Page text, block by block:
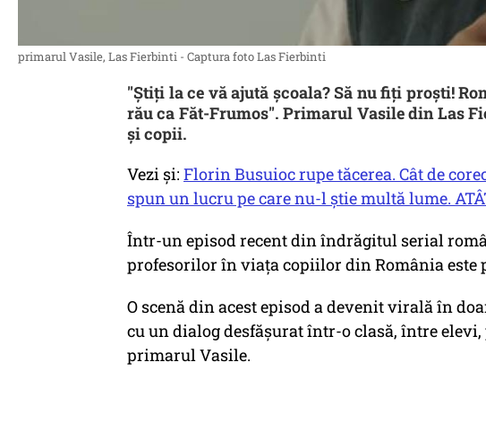
primarul Vasile, Las Fierbinti - Captura foto Las Fierbinti
"Știți la ce vă ajută școala? Să nu fiți proști!
rău ca Făt-Frumos". Primarul Vasile din Las
și copii.
Vezi și: Florin Busuioc rupe tăcerea. Cât de
spun un lucru pe care nu-l știe multă lume.
Într-un episod recent din îndrăgitul serial
profesorilor în viața copiilor din România este
O scenă din acest episod a devenit virală în
cu un dialog desfășurat într-o clasă, între
primarul Vasile.